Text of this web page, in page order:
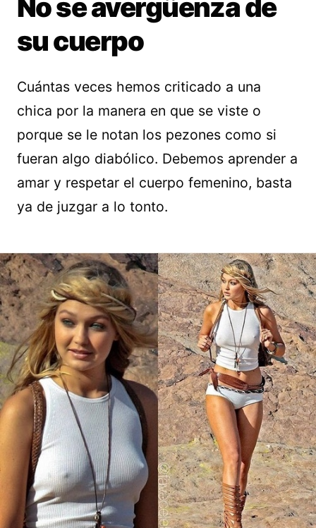
No se avergüenza de
su cuerpo
Cuántas veces hemos criticado a una
chica por la manera en que se viste o
porque se le notan los pezones como si
fueran algo diabólico. Debemos aprender a
amar y respetar el cuerpo femenino, basta
ya de juzgar a lo tonto.